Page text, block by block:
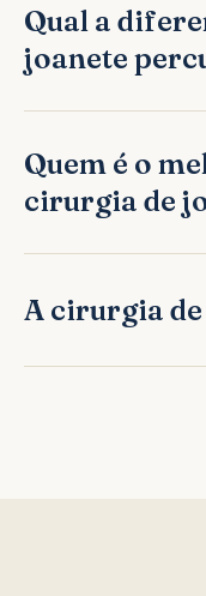
Qual a
joanete
Quem é o
cirurgia de
A cirurgia